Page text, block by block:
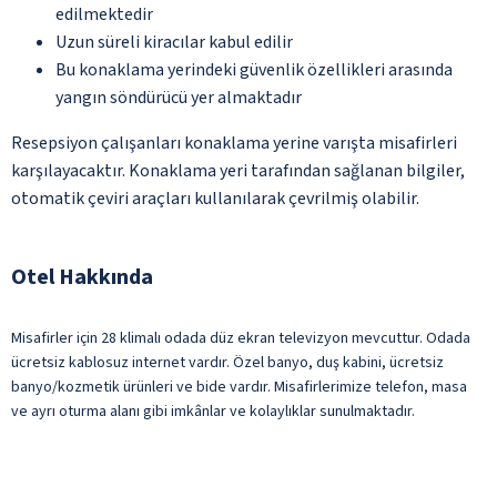
edilmektedir
Uzun süreli kiracılar kabul edilir
Bu konaklama yerindeki güvenlik özellikleri arasında
yangın söndürücü yer almaktadır
Resepsiyon çalışanları konaklama yerine varışta misafirleri
karşılayacaktır. Konaklama yeri tarafından sağlanan bilgiler,
otomatik çeviri araçları kullanılarak çevrilmiş olabilir.
Otel Hakkında
Misafirler için 28 klimalı odada düz ekran televizyon mevcuttur. Odada
ücretsiz kablosuz internet vardır. Özel banyo, duş kabini, ücretsiz
banyo/kozmetik ürünleri ve bide vardır. Misafirlerimize telefon, masa
ve ayrı oturma alanı gibi imkânlar ve kolaylıklar sunulmaktadır.